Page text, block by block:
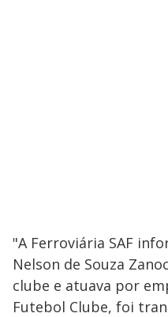
"A Ferroviária SAF
Nelson de Souza
clube e atuava por
Futebol Clube, foi